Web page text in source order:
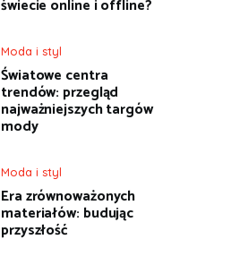
świecie online i offline?
Moda i styl
Światowe centra
trendów: przegląd
najważniejszych targów
mody
Moda i styl
Era zrównoważonych
materiałów: budując
przyszłość